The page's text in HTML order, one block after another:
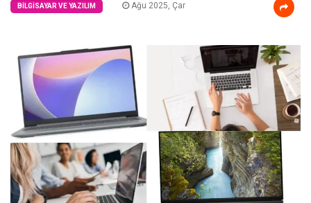
BILGISAYAR VE YAZILIM Ağu 2025, Çar